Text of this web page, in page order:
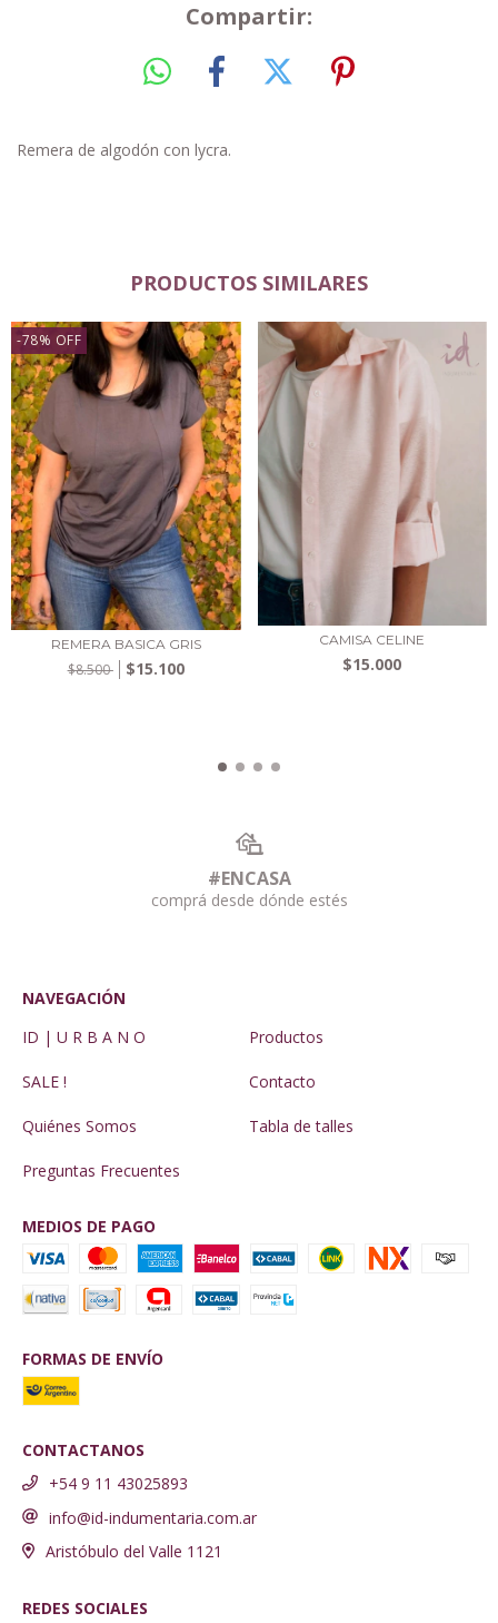
Compartir:
Remera de algodón con lycra.
PRODUCTOS SIMILARES
-78% OFF
REMERA BASICA GRIS
$8.500 $15.100
CAMISA CELINE
$15.000
#ENCASA
comprá desde dónde estés
NAVEGACIÓN
ID | U R B A N O
Productos
SALE ! Contacto
Quiénes Somos Tabla de talles
Preguntas Frecuentes
MEDIOS DE PAGO
FORMAS DE ENVÍO
CONTACTANOS
+54 9 11 43025893
info@id-indumentaria.com.ar
Aristóbulo del Valle 1121
REDES SOCIALES